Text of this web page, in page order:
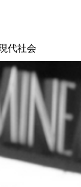
代社会